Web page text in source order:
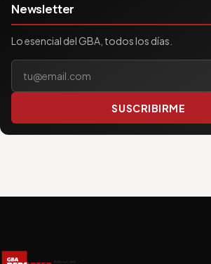
Newsletter
Lo esencial del GBA, todos los días.
SUSCRIBIRME